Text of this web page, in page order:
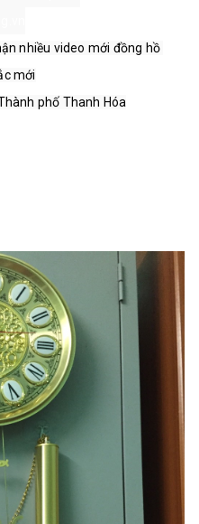
nhiều video mới đồng hồ
mới
phố Thanh Hóa